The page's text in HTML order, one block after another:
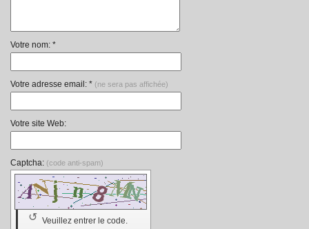
Votre nom: *
Votre adresse email: * (ne sera pas affichée)
Votre site Web:
Captcha: (code anti-spam)
Veuillez entrer le code.
↺